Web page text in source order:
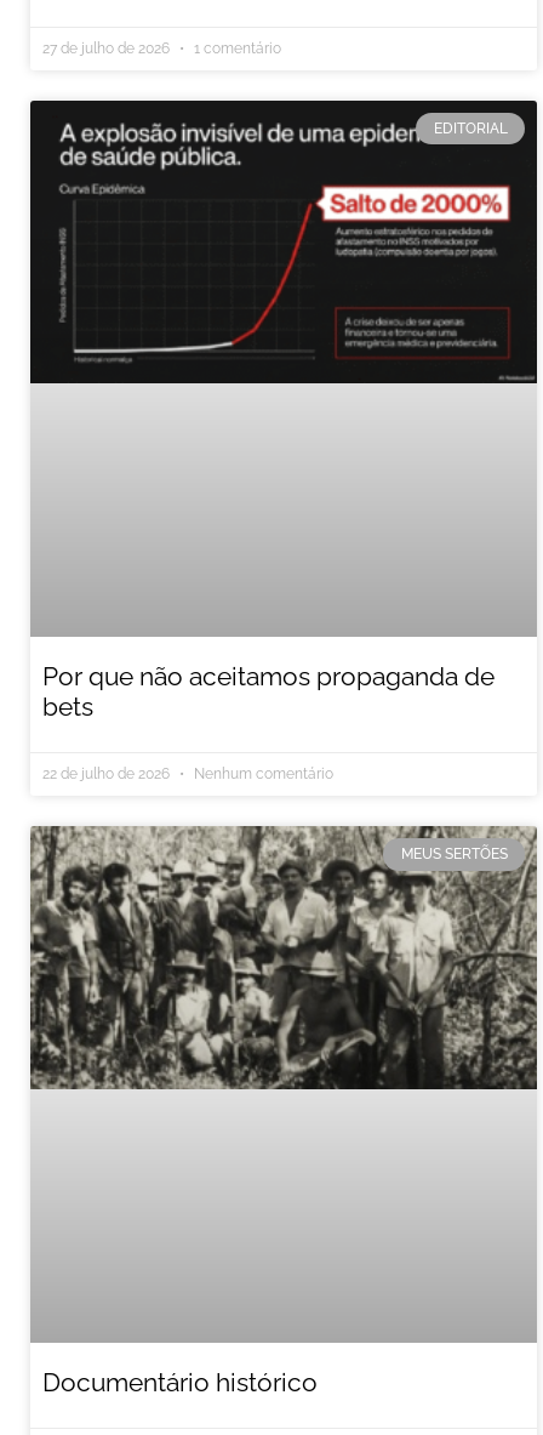
27 de julho de 2026 1 comentário
EDITORIAL
Por que não aceitamos propaganda de
bets
22 de julho de 2026 Nenhum comentário
MEUS SERTÕES
Documentário histórico